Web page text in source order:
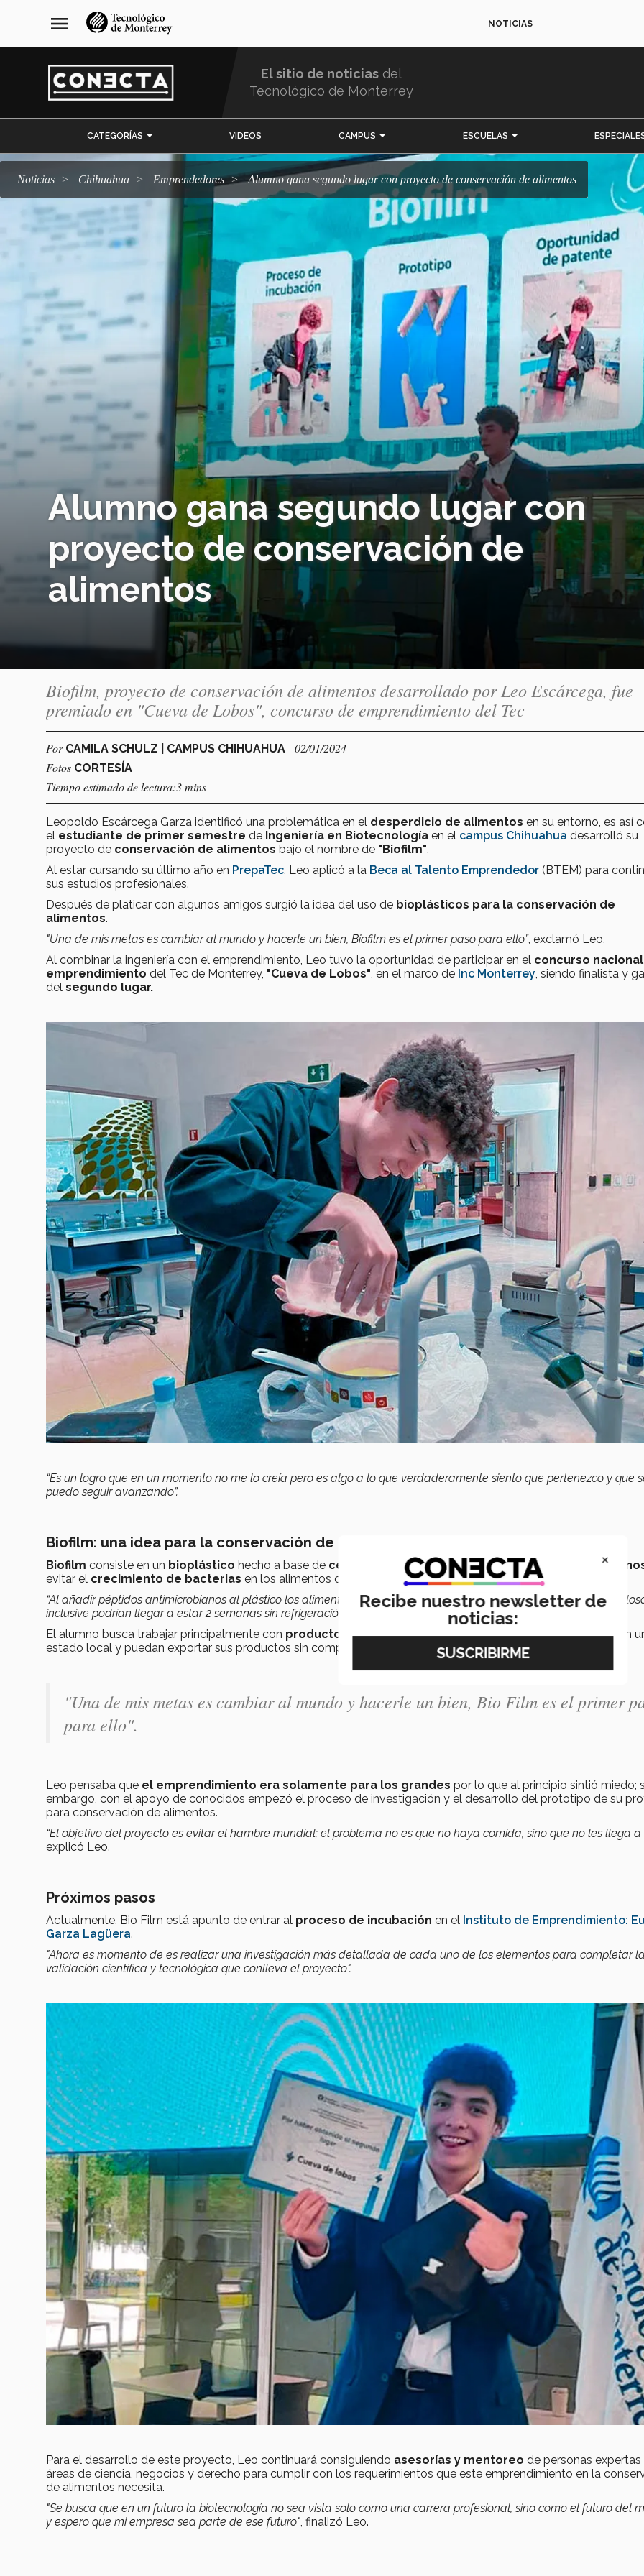
navegación
principal
menu NOTICIAS
El sitio de noticias del
Tecnológico de Monterrey
CATEGORÍAS VIDEOS CAMPUS ESCUELAS
Noticias Chihuahua emprendedores Alumno gana segundo lugar con proyecto de conservación de alimentos
Alumno gana segundo lugar con
proyecto de conservación de
alimentos
Biofilm, proyecto de conservación de alimentos desarrollado por Leo Escárcega, fue
premiado en "Cueva de Lobos", concurso de emprendimiento del Tec
Por CAMILA SCHULZ | CAMPUS CHIHUAHUA - 02/01/2024
Fotos CORTESÍA
Tiempo estimado de lectura:3 mins
Leopoldo Escárcega Garza identificó una problemática en el desperdicio de alimentos en su entorno, es así
el estudiante de primer semestre de Ingeniería en Biotecnología en el campus Chihuahua desarrolló su
proyecto de conservación de alimentos bajo el nombre de "Biofilm".
Al estar cursando su último año en PrepaTec , Leo aplicó a la Beca al Talento Emprendedor (BTEM) para
sus estudios profesionales.
Después de platicar con algunos amigos surgió la idea del uso de bioplásticos para la conservación de
alimentos.
"Una de mis metas es cambiar al mundo y hacerle un bien, Biofilm es el primer paso para ello”, exclamó Leo.
Al combinar la ingeniería con el emprendimiento, Leo tuvo la oportunidad de participar en el concurso
emprendimiento del Tec de Monterrey, "Cueva de Lobos" , en el marco de Inc Monterrey , siendo finalista y
del segundo lugar.
“Es un logro que en un momento no me lo creía pero es algo a lo que verdaderamente siento que pertenezco y que
puedo seguir avanzando”.
Biofilm: una idea para la conservación de alimentos
Biofilm consiste en un bioplástico hecho a base de celulosa al cual se le agreganpéptidos
evitar el crecimiento de bacterias en los alimentos como la salmonella.
“Al añadir péptidos antimicrobianos al plástico los alimentos no necesitarán un proceso de refrigeración tan
inclusive podrían llegar a estar 2 semanas sin refrigeración y seguir en buen estado”.
El alumno busca trabajar principalmente con productos cárnicosy lograr que las empresas no se queden en
estado local y puedan exportar sus productos sin comprometer el estado de estos.
"Una de mis metas es cambiar al mundo y hacerle un bien, Bio Film es el primer
para ello".
Leo pensaba que el emprendimiento era solamente para los grandes por lo que al principio sintió miedo;
embargo, con el apoyo de conocidos empezó el proceso de investigación y el desarrollo del prototipo de su
para conservación de alimentos.
“El objetivo del proyecto es evitar el hambre mundial; el problema no es que no haya comida, sino que no les llega a
explicó Leo.
Próximos pasos
Actualmente, Bio Film está apunto de entrar al proceso de incubación en el Instituto de Emprendimiento:
Garza Lagüera.
"Ahora es momento de es realizar una investigación más detallada de cada uno de los elementos para completar la
validación científica y tecnológica que conlleva el proyecto".
Para el desarrollo de este proyecto, Leo continuará consiguiendo asesorías y mentoreo de personas expertas
áreas de ciencia, negocios y derecho para cumplir con los requerimientos que este emprendimiento en la
de alimentos necesita.
"Se busca que en un futuro la biotecnología no sea vista solo como una carrera profesional, sino como el futuro del
y espero que mi empresa sea parte de ese futuro", finalizó Leo.
×
Recibe nuestro newsletter de
noticias: